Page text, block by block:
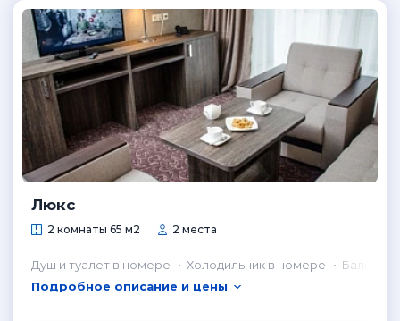
Люкс
2 комнаты 65 м2 2 места
Душ и туалет в номере Холодильник в номере
Балкон
Подробное описание и цены